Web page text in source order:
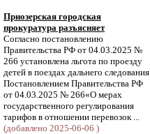
Приозерская городская
прокуратура разъясняет
Согласно постановлению
Правительства РФ от 04.03.2025 №
266 установлена льгота по проезду
детей в поездах дальнего следования
Постановлением Правительства РФ
от 04.03.2025 № 266«О мерах
государственного регулирования
тарифов в отношении перевозок ...
(добавлено 2025-06-06 )